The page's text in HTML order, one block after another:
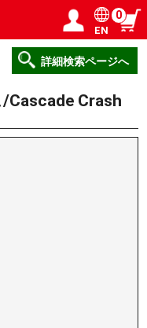
登録
EN
0
詳細検索ページへ
Crash